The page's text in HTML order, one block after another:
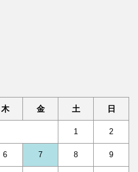
木 金 土 日
1 2
6 7 8 9